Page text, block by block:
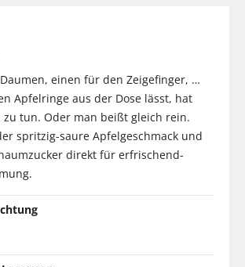
einen für den Zeigefinger, …
Apfelringe aus der Dose lässt, hat
zu tun. Oder man beißt gleich rein.
spritzig-saure Apfelgeschmack und
direkt für erfrischend-